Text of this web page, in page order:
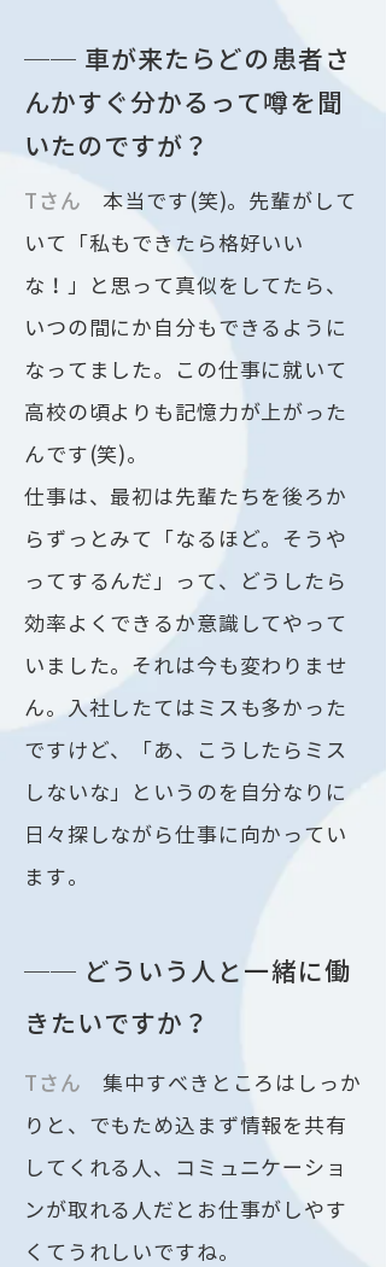
── 車が来たらどの患者さ
んかすぐ分かるって噂を聞
いたのですが？
Tさん 本当です(笑)。先輩がして
いて「私もできたら格好いい
な！」と思って真似をしてたら、
いつの間にか自分もできるように
なってました。この仕事に就いて
高校の頃よりも記憶力が上がった
んです(笑)。
仕事は、最初は先輩たちを後ろか
らずっとみて「なるほど。そうや
ってするんだ」って、どうしたら
効率よくできるか意識してやって
いました。それは今も変わりませ
ん。入社したてはミスも多かった
ですけど、「あ、こうしたらミス
しないな」というのを自分なりに
日々探しながら仕事に向かってい
ます。
── どういう人と一緒に働
きたいですか？
​Tさん 集中すべきところはしっか
りと、でもため込まず情報を共有
してくれる人、コミュニケーショ
ンが取れる人だとお仕事がしやす
くてうれしいですね。